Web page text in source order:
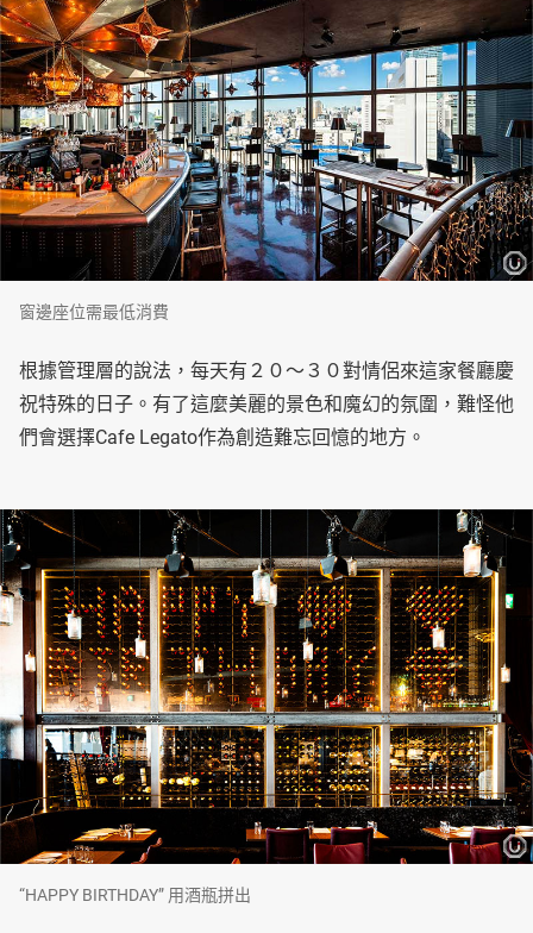
窗邊座位需最低消費
根據管理層的說法，每天有２０～３０對情侶來這家餐廳慶
祝特殊的日子。有了這麼美麗的景色和魔幻的氛圍，難怪他
們會選擇Cafe Legato作為創造難忘回憶的地方。
“HAPPY BIRTHDAY” 用酒瓶拼出